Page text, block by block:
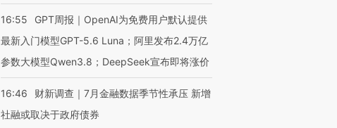
16:55
GPT周报｜OpenAI为免费用户默认提供
最新入门模型GPT-5.6 Luna；阿里发布2.4万亿
参数大模型Qwen3.8；DeepSeek宣布即将涨价
16:46
财新调查｜7月金融数据季节性承压 新增
社融或取决于政府债券